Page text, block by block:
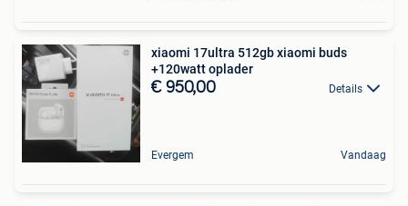
xiaomi 17ultra 512gb xiaomi buds
+120watt oplader
€ 950,00 Details
Evergem Vandaag